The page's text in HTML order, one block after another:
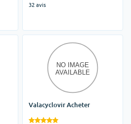
32 avis
Valacyclovir Acheter